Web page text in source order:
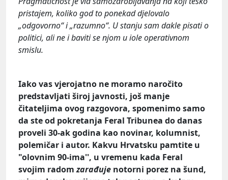
pristajem, koliko god to ponekad djelovalo
„odgovorno“ i „razumno“. U stanju sam dakle pisati o
politici, ali ne i baviti se njom u iole operativnom
smislu.
Iako vas vjerojatno ne moramo naročito
predstavljati široj javnosti, još manje
čitateljima ovog razgovora, spomenimo samo
da ste od pokretanja Feral Tribunea do danas
proveli 30-ak godina kao novinar, kolumnist,
polemičar i autor. Kakvu Hrvatsku pamtite u
"olovnim 90-ima'', u vremenu kada Feral
svojim radomzarađuje notorni porez na šund,